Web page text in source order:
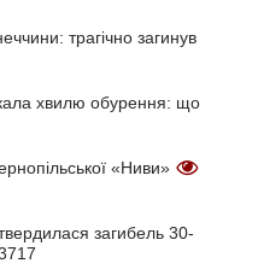
трагічно загинув
хвилю обурення: що
«Ниви»
загибель 30-